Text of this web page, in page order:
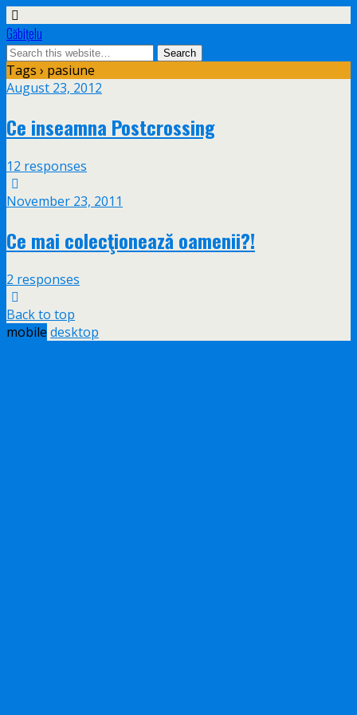
Găbiţelu
Tags › pasiune
August 23, 2012
Ce inseamna Postcrossing
12 responses
November 23, 2011
Ce mai colecţionează oamenii?!
2 responses
Back to top
mobile desktop